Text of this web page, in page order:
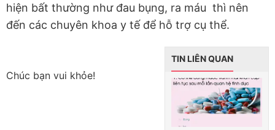
hiện bất thường như đau bụng, ra máu thì nên
đến các chuyên khoa y tế để hỗ trợ cụ thể.
TIN LIÊN QUAN
Chúc bạn vui khỏe!